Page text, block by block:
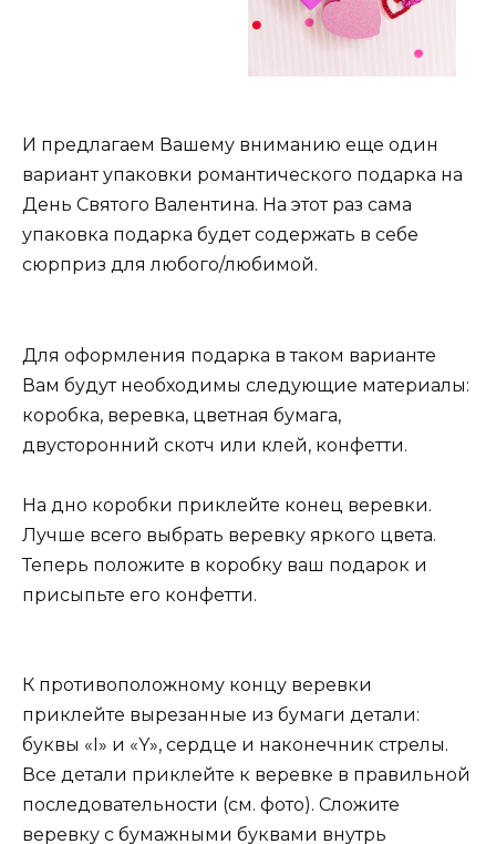
И предлагаем Вашему вниманию еще один
вариант упаковки романтического подарка на
День Святого Валентина. На этот раз сама
упаковка подарка будет содержать в себе
сюрприз для любого/любимой.
Для оформления подарка в таком варианте
Вам будут необходимы следующие материалы:
коробка, веревка, цветная бумага,
двусторонний скотч или клей, конфетти.
На дно коробки приклейте конец веревки.
Лучше всего выбрать веревку яркого цвета.
Теперь положите в коробку ваш подарок и
присыпьте его конфетти.
К противоположному концу веревки
приклейте вырезанные из бумаги детали:
буквы «I» и «Y», сердце и наконечник стрелы.
Все детали приклейте к веревке в правильной
последовательности (см. фото). Сложите
веревку с бумажными буквами внутрь